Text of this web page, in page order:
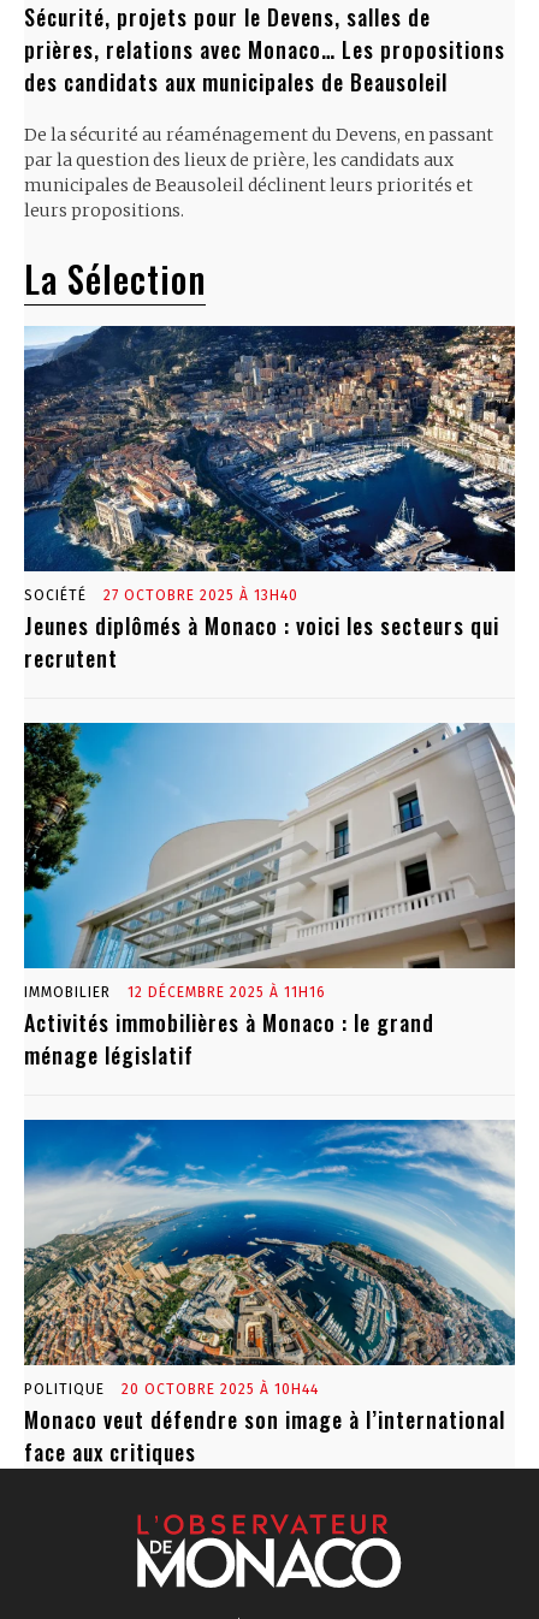
Sécurité, projets pour le Devens, salles de
prières, relations avec Monaco… Les propositions
des candidats aux municipales de Beausoleil
De la sécurité au réaménagement du Devens, en passant
par la question des lieux de prière, les candidats aux
municipales de Beausoleil déclinent leurs priorités et
leurs propositions.
La Sélection
SOCIÉTÉ 27 OCTOBRE 2025 À 13H40
Jeunes diplômés à Monaco : voici les secteurs qui
recrutent
IMMOBILIER 12 DÉCEMBRE 2025 À 11H16
Activités immobilières à Monaco : le grand
ménage législatif
POLITIQUE 20 OCTOBRE 2025 À 10H44
Monaco veut défendre son image à l’international
face aux critiques